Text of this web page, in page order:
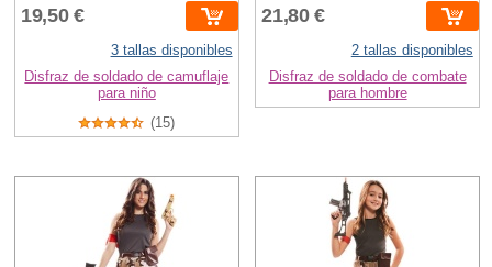
19,50 €
3 tallas disponibles
Disfraz de soldado de camuflaje
para niño
(15)
21,80 €
2 tallas disponibles
Disfraz de soldado de combate
para hombre